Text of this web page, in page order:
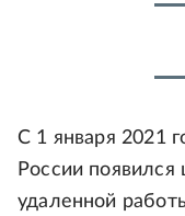
С 1 января 2021
России
удаленной